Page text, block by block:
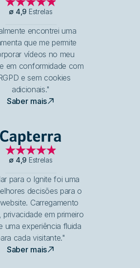
∅ 4,9 Estrelas
encontrei uma
que me permite
vídeos no meu
em conformidade com
e sem cookies
adicionais."
Saber mais
Capterra
∅ 4,9 Estrelas
para o Ignite foi uma
decisões para o
Carregamento
privacidade em primeiro
uma experiência fluida
cada visitante."
Saber mais